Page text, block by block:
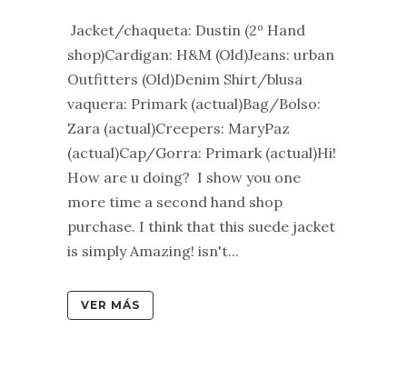
Jacket/chaqueta: Dustin (2º Hand
shop)Cardigan: H&M (Old)Jeans: urban
Outfitters (Old)Denim Shirt/blusa
vaquera: Primark (actual)Bag/Bolso:
Zara (actual)Creepers: MaryPaz
(actual)Cap/Gorra: Primark (actual)Hi!
How are u doing? I show you one
more time a second hand shop
purchase. I think that this suede jacket
is simply Amazing! isn't...
VER MÁS